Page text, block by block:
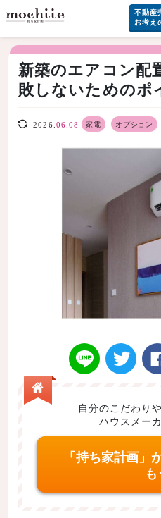
不動産
お考え
新築のエアコン配
敗しないためのポ
2026. 06.08 家電 オプション
Twitt
自分のこだわり
ハウスメー
「持ち家計画」
も